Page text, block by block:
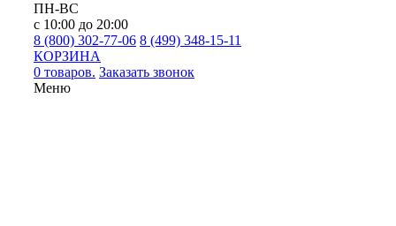
ПН-ВС
с 10:00 до 20:00
8 (800) 302-77-06 8 (499) 348-15-11
КОРЗИНА
0 товаров. Заказать звонок
Меню